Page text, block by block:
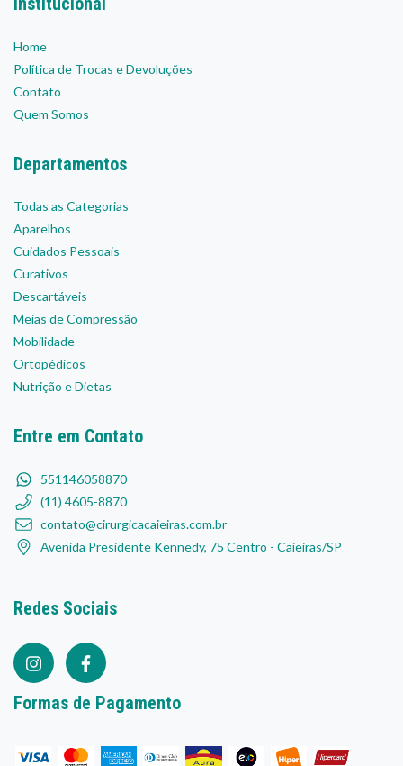
Home
Política de Trocas e Devoluções
Contato
Quem Somos
Departamentos
Todas as Categorias
Aparelhos
Cuidados Pessoais
Curativos
Descartáveis
Meias de Compressão
Mobilidade
Ortopédicos
Nutrição e Dietas
Entre em Contato
551146058870
(11) 4605-8870
contato@cirurgicacaieiras.com.br
Avenida Presidente Kennedy, 75 Centro - Caieiras/SP
Redes Sociais